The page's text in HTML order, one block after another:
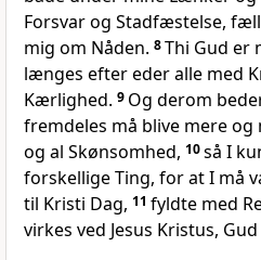
Forsvar og Stadfæstelse,
mig om Nåden. 8Thi Gud er
længes efter eder alle med
Kærlighed. 9 Og derom
fremdeles må blive mere og
og al Skønsomhed, 10så I
forskellige Ting, for at I må
til Kristi Dag, 11 fyldte med
virkes ved Jesus Kristus,